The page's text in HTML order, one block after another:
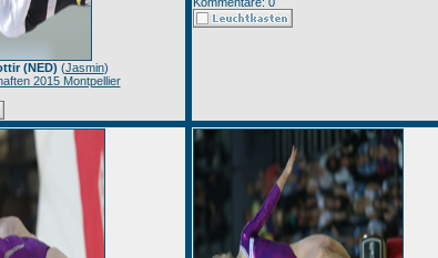
(NED) (Jasmin)
2015 Montpellier